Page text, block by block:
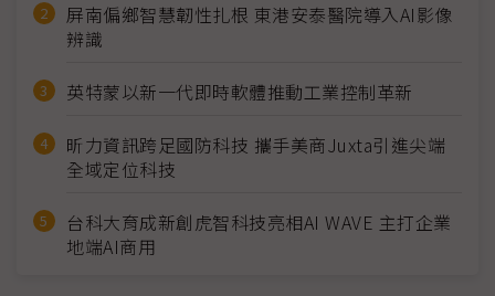
屏南偏鄉智慧韌性扎根 東港安泰醫院導入AI影像
辨識
英特蒙以新一代即時軟體推動工業控制革新
昕力資訊跨足國防科技 攜手美商Juxta引進尖端
全域定位科技
台科大育成新創虎智科技亮相AI WAVE 主打企業
地端AI商用